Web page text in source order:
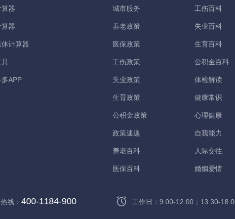
算器
器
计算器
具
APP
城市服务
养老政策
医保政策
工伤政策
失业政策
生育政策
公积金政策
政策速递
养老百科
医保百科
工伤百科
失业百科
生育百科
公积金百科
体检解读
健康常识
心理健康
自我能力
人际交往
婚姻爱情
线： 400-1184-900 工作日：9:00-12:00；13:30-